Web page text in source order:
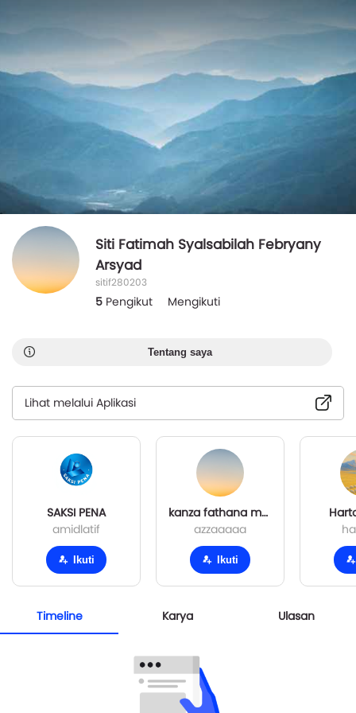
Siti Fatimah Syalsabilah Febryany
Arsyad
sitif280203
5 Pengikut Mengikuti
Tentang saya
Lihat melalui Aplikasi
SAKSI PENA
amidlatif
Ikuti
kanza fathana moksen alkatiri
azzaaaaa
Ikuti
Timeline Karya Ulasan